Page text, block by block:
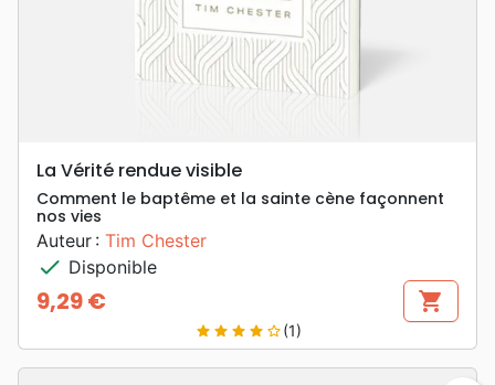
La Vérité rendue visible
Comment le baptême et la sainte cène façonnent
nos vies
Auteur : Tim Chester
check Disponible
Prix
9,29 € shopping_cart
star star star star star_border(1)